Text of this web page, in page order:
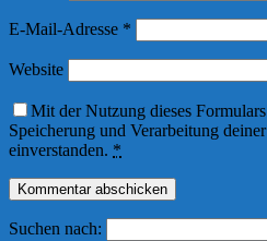
E-Mail-Adresse *
Website
Mit der Nutzung dieses
Speicherung und Verarbeitung
einverstanden. *
Suchen nach: